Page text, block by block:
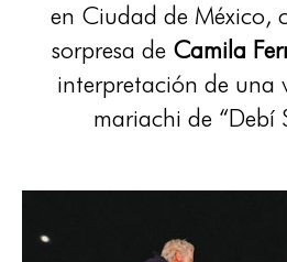
en Ciudad de México,
sorpresa de Camila
interpretación de una
mariachi de “Debí